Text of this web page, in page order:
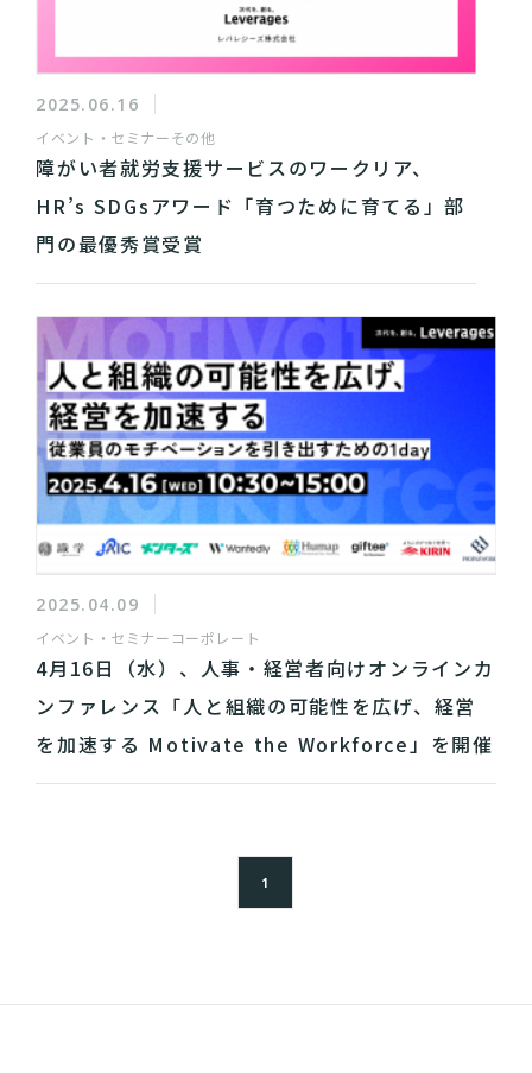
2025.06.16
イベント・セミナーその他
障がい者就労支援サービスのワークリア、
HR’s SDGsアワード「育つために育てる」部
門の最優秀賞受賞
2025.04.09
イベント・セミナー コーポレート
4月16日（水）、人事・経営者向けオンラインカ
ンファレンス「人と組織の可能性を広げ、経営
を加速する Motivate the Workforce」を開催
1